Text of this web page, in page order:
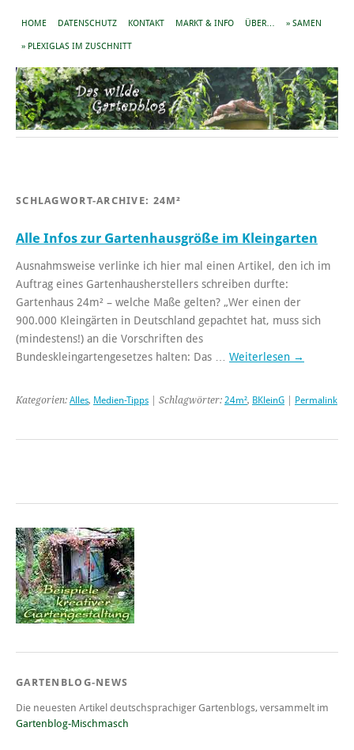
HOME DATENSCHUTZ KONTAKT MARKT & INFO ÜBER… » SAMEN
» PLEXIGLAS IM ZUSCHNITT
SCHLAGWORT-ARCHIVE: 24M²
Alle Infos zur Gartenhausgröße im Kleingarten
Ausnahmsweise verlinke ich hier mal einen Artikel, den ich im
Auftrag eines Gartenhausherstellers schreiben durfte:
Gartenhaus 24m² – welche Maße gelten? „Wer einen der
900.000 Kleingärten in Deutschland gepachtet hat, muss sich
(mindestens!) an die Vorschriften des
Bundeskleingartengesetzes halten: Das … Weiterlesen →
Kategorien: Alles, Medien-Tipps | Schlagwörter: 24m², BKleinG Permalink
GARTENBLOG-NEWS
Die neuesten Artikel deutschsprachiger Gartenblogs, versammelt im
Gartenblog-Mischmasch